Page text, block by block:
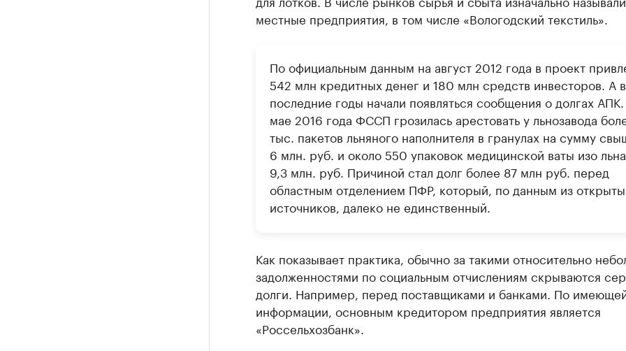
местные предприятия, в том числе «Вологодский текстиль».
По официальным данным на август 2012 года в проект
542 млн кредитных денег и 180 млн средств инвесторов. А в
последние годы начали появляться сообщения о долгах АПК.
мае 2016 года ФССП грозилась арестовать у льнозавода
тыс. пакетов льняного наполнителя в гранулах на сумму
6 млн. руб. и около 550 упаковок медицинской ваты изо
9,3 млн. руб. Причиной стал долг более 87 млн руб. перед
областным отделением ПФР, который, по данным из
источников, далеко не единственный.
Как показывает практика, обычно за такими относительно
задолженностями по социальным отчислениям скрываются
долги. Например, перед поставщиками и банками. По
информации, основным кредитором предприятия является
«Россельхозбанк».